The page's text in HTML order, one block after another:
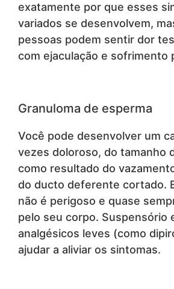
exatamente por que esses
variados se desenvolvem,
pessoas podem sentir dor
com ejaculação e sofrimento
Granuloma de esperma
Você pode desenvolver um
vezes doloroso, do tamanho
como resultado do
do ducto deferente cortado.
não é perigoso e quase
pelo seu corpo. Suspensório
analgésicos leves (como
ajudar a aliviar os sintomas.